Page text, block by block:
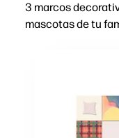
3 marcos
mascotas de tu
Los niños
Fomenta el
Crea